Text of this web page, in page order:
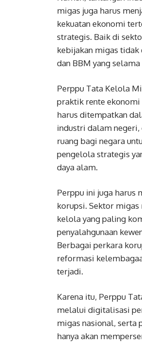
migas juga harus
kekuatan ekonomi
strategis. Baik di
kebijakan migas
dan BBM yang
Perppu Tata Kelola
praktik rente
harus ditempatkan
industri dalam negeri,
ruang bagi negara
pengelola strategis
daya alam.
Perppu ini juga harus
korupsi. Sektor
kelola yang paling
penyalahgunaan
Berbagai perkara
reformasi
terjadi.
Karena itu, Perppu
melalui digitalisasi
migas nasional, serta
hanya akan